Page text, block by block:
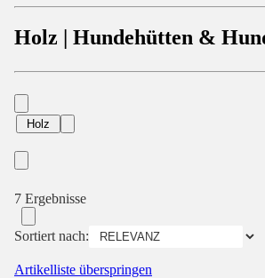
Holz | Hundehütten &
Holz
7 Ergebnisse
Sortiert nach:
Artikelliste überspringen